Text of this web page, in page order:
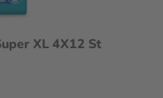
XL 4X12 St